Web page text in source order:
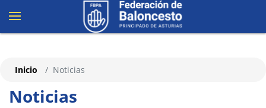
Noticias
Inicio Noticias